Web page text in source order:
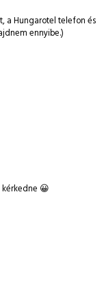
a Hungarotel telefon és
ennyibe.)
😀